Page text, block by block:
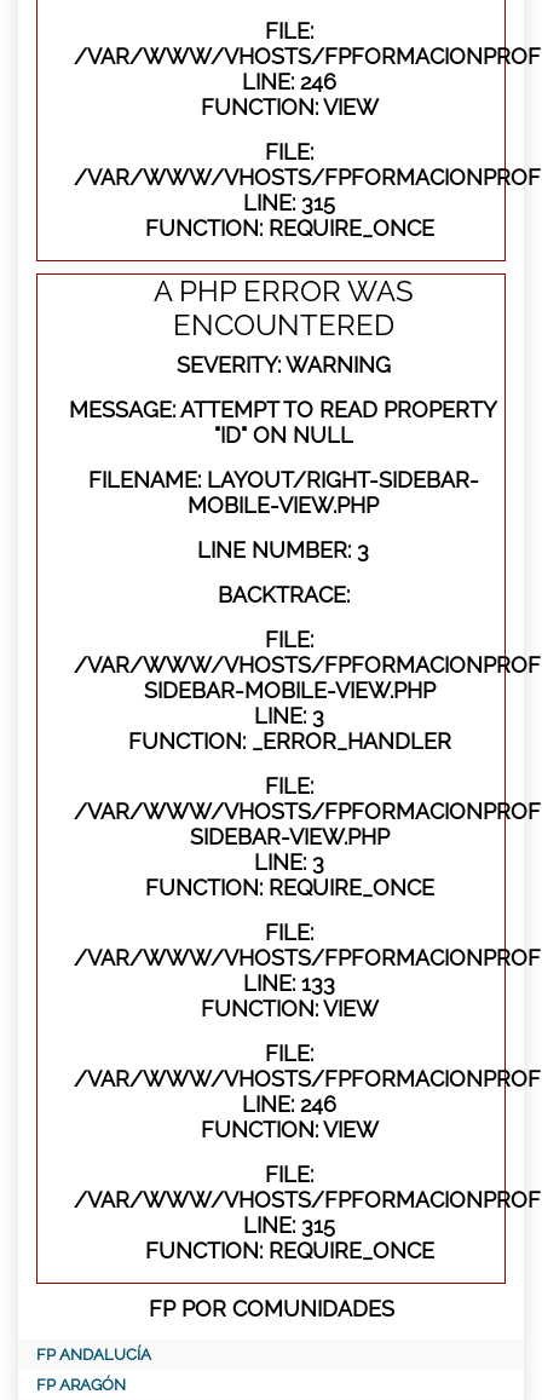
FILE:
/VAR/WWW/VHOSTS/
LINE: 246
FUNCTION: VIEW
FILE:
/VAR/WWW/VHOSTS/
LINE: 315
FUNCTION: REQUIRE_ONCE
A PHP ERROR WAS
ENCOUNTERED
SEVERITY: WARNING
MESSAGE: ATTEMPT TO READ PROPERTY
"ID" ON NULL
FILENAME: LAYOUT/RIGHT-SIDEBAR-
MOBILE-VIEW.PHP
LINE NUMBER: 3
BACKTRACE:
FILE:
/VAR/WWW/VHOSTS/
SIDEBAR-MOBILE-VIEW.PHP
LINE: 3
FUNCTION: _ERROR_HANDLER
FILE:
/VAR/WWW/VHOSTS/
SIDEBAR-VIEW.PHP
LINE: 3
FUNCTION: REQUIRE_ONCE
FILE:
/VAR/WWW/VHOSTS/
LINE: 133
FUNCTION: VIEW
FILE:
/VAR/WWW/VHOSTS/
LINE: 246
FUNCTION: VIEW
FILE:
/VAR/WWW/VHOSTS/
LINE: 315
FUNCTION: REQUIRE_ONCE
FP POR COMUNIDADES
FP ANDALUCÍA
FP ARAGÓN